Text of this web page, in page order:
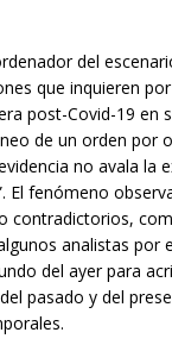
del
que inquieren
post-Covid-19 en
de un orden por
no avala la
El fenómeno
contradictorios,
analistas por
del ayer para
pasado y del